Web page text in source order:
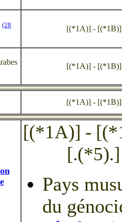
(28 [(*1A)] -
[(*1A)] -
[(*1A)] -
[(*1A)] -
Pays
du